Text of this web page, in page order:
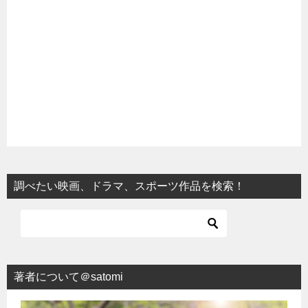
調べたい映画、ドラマ、スポーツ作品を検索！
著者について＠satomi